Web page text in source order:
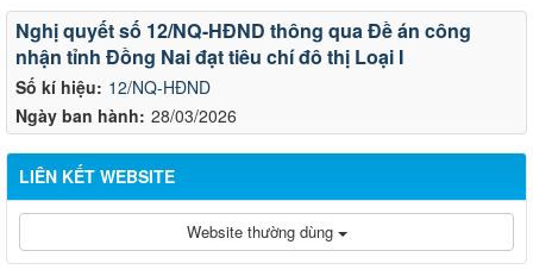
Số kí hiệu: 12/NQ-HĐND
Ngày ban hành: 28/03/2026
Nghị quyết số 12/NQ-HĐND thông qua Đề án công
nhận tỉnh Đồng Nai đạt tiêu chí đô thị Loại I
LIÊN KẾT WEBSITE
Website thường dùng